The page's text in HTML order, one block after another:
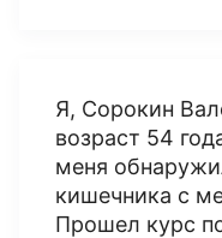
Я, Сорокин
возраст 54
меня
кишечника с
Прошел курс